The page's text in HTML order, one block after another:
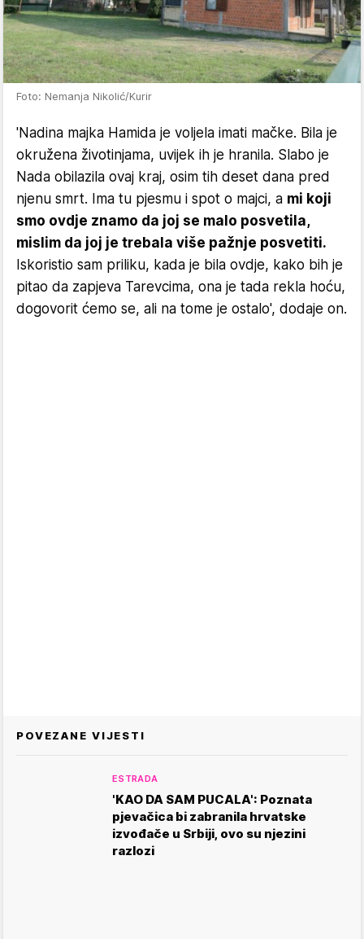
Foto: Nemanja Nikolić/Kurir
'Nadina majka Hamida je voljela imati mačke. Bila je
okružena životinjama, uvijek ih je hranila. Slabo je
Nada obilazila ovaj kraj, osim tih deset dana pred
njenu smrt. Ima tu pjesmu i spot o majci, a mi koji
smo ovdje znamo da joj se malo posvetila,
mislim da joj je trebala više pažnje posvetiti.
Iskoristio sam priliku, kada je bila ovdje, kako bih je
pitao da zapjeva Tarevcima, ona je tada rekla hoću,
dogovorit ćemo se, ali na tome je ostalo', dodaje on.
POVEZANE VIJESTI
ESTRADA
'KAO DA SAM PUCALA': Poznata
pjevačica bi zabranila hrvatske
izvođače u Srbiji, ovo su njezini
razlozi